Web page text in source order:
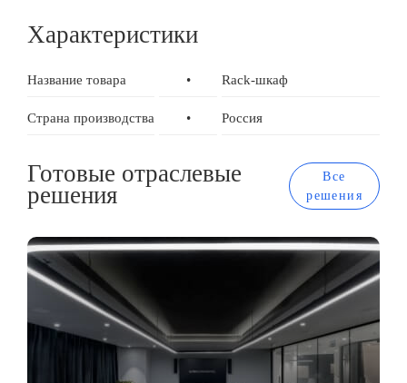
Характеристики
Название товара • Rack-шкаф
Страна производства • Россия
Готовые отраслевые
решения
Все
решения